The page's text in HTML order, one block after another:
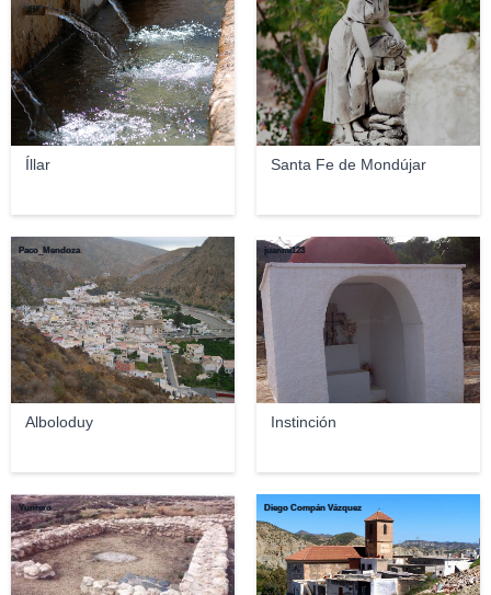
Íllar Santa Fe de Mondújar
Alboloduy
Paco_Mendoza
Instinción
juanmi123
Yuntero Diego Compán Vázquez